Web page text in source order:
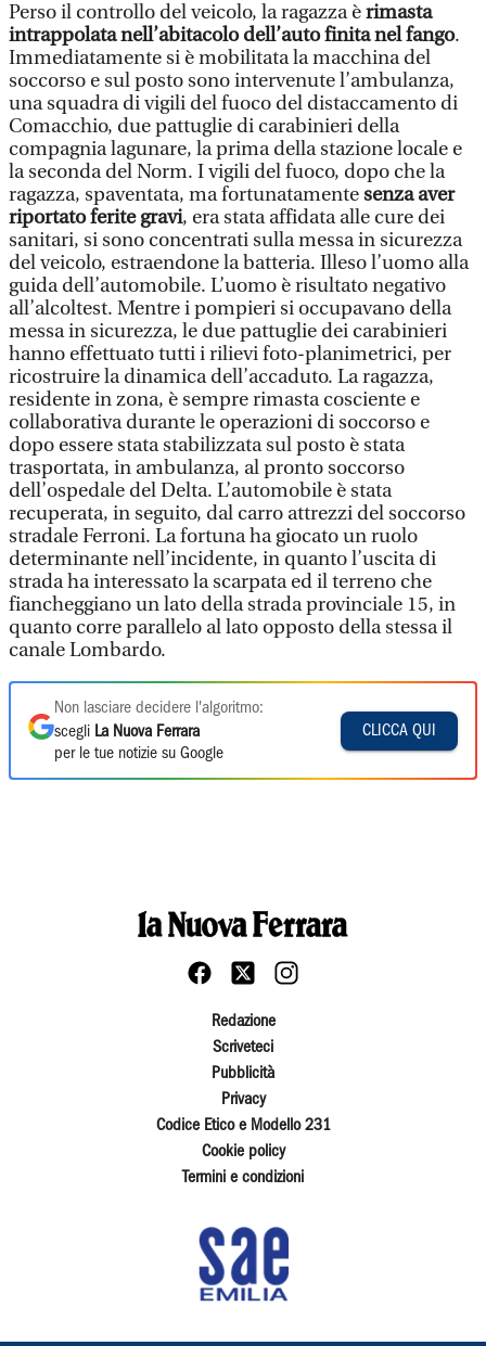
Perso il controllo del veicolo, la ragazza èrimasta
intrappolatanell’abitacolo dell’auto finita nel fango.
Immediatamente si è mobilitata la macchina del
soccorso e sul posto sono intervenute l’ambulanza,
una squadra di vigili del fuoco del distaccamento di
Comacchio, due pattuglie di carabinieri della
compagnia lagunare, la prima della stazione locale e
la seconda del Norm. I vigili del fuoco, dopo che la
ragazza, spaventata, ma fortunatamentesenza aver
riportato ferite gravi, era stata affidata alle cure dei
sanitari, si sono concentrati sulla messa in sicurezza
del veicolo, estraendone la batteria. Illeso l’uomo alla
guida dell’automobile. L’uomo è risultato negativo
all’alcoltest. Mentre i pompieri si occupavano della
messa in sicurezza, le due pattuglie dei carabinieri
hanno effettuato tutti i rilievi foto-planimetrici, per
ricostruire la dinamica dell’accaduto. La ragazza,
residente in zona, è sempre rimasta cosciente e
collaborativa durante le operazioni di soccorso e
dopo essere stata stabilizzata sul posto è stata
trasportata, in ambulanza, al pronto soccorso
dell’ospedale del Delta. L’automobile è stata
recuperata, in seguito, dal carro attrezzi del soccorso
stradale Ferroni. La fortuna ha giocato un ruolo
determinante nell’incidente, in quanto l’uscita di
strada ha interessato la scarpata ed il terreno che
fiancheggiano un lato della strada provinciale 15, in
quanto corre parallelo al lato opposto della stessa il
canale Lombardo.
Non lasciare decidere l'algoritmo:
scegli La Nuova Ferrara
per le tue notizie su Google
CLICCA QUI
Redazione
Scriveteci
Pubblicità
Privacy
Codice Etico e Modello 231
Cookie policy
Termini e condizioni